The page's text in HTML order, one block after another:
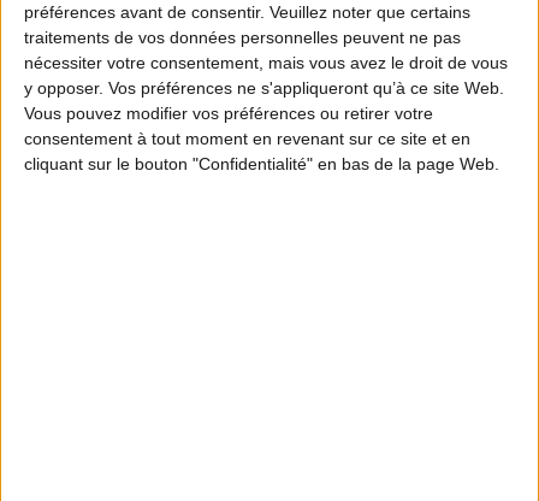
préférences avant de consentir. Veuillez noter que certains
traitements de vos données personnelles peuvent ne pas
nécessiter votre consentement, mais vous avez le droit de vous
y opposer. Vos préférences ne s'appliqueront qu’à ce site Web.
Vous pouvez modifier vos préférences ou retirer votre
consentement à tout moment en revenant sur ce site et en
cliquant sur le bouton "Confidentialité" en bas de la page Web.